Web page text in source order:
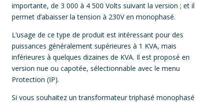
importante, de 3 000 à 4 500 Volts suivant la version ; et il
permet d’abaisser la tension à 230V en monophasé.
L’usage de ce type de produit est intéressant pour des
puissances généralement supérieures à 1 KVA, mais
inférieures à quelques dizaines de KVA. Il est proposé en
version nue ou capotée, sélectionnable avec le menu
Protection (IP).
Si vous souhaitez un transformateur triphasé monophasé